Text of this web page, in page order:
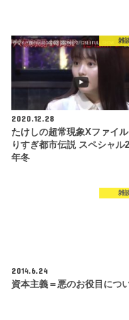
雑
2020.12.28
たけしの超常現象Xファイ
りすぎ都市伝説 スペシャル
年冬
雑
2014.6.24
資本主義＝悪のお役目につ